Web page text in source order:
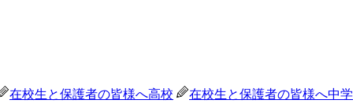
在校生と保護者の皆様へ高校 在校生と保護者の皆様へ中学